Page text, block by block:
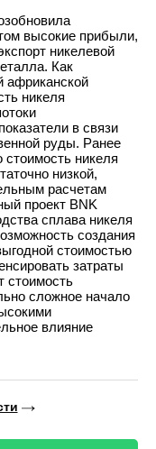
высокие прибыли,
никелевой
Как
африканской
никеля
в связи
руды. Ранее
никеля
низкой,
расчетам
проект BNK
сплава никеля
создания
стоимостью
затраты
стоимость
сложное начало
влияние